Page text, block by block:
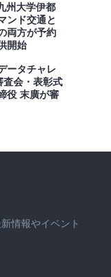
大学伊都
ンド交通と
両方が予約
開始
ータチャレ
会・表彰式
役 末廣が審
情報やイベント